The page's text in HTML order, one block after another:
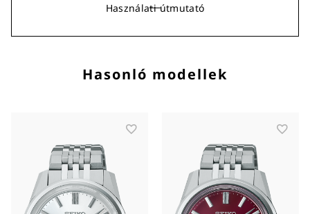
Használati útmutató
Hasonló modellek